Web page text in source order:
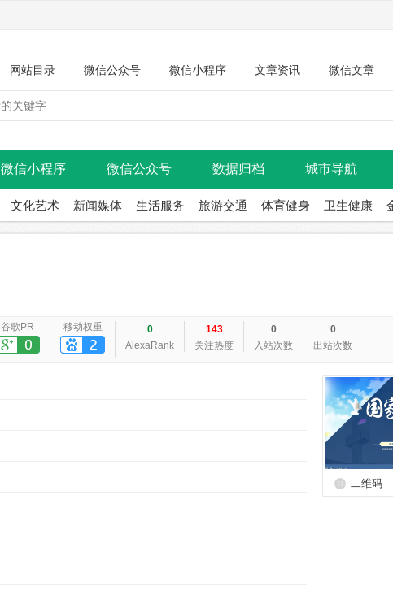
网站目录 微信公众号 微信小程序 文章资讯 微信文章
微信小程序 微信公众号 数据归档 城市导航
文化艺术 新闻媒体 生活服务 旅游交通 体育健身 卫生健康
谷歌PR 移动权重
0
AlexaRank
143
关注热度
0
入站次数
0
出站次数
二维码